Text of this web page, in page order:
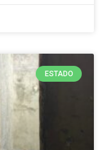
ESTADO